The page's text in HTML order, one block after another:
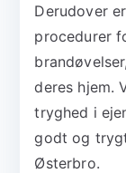
Derudover
procedurer
deres hjem.
tryghed i
godt og
Østerbro.